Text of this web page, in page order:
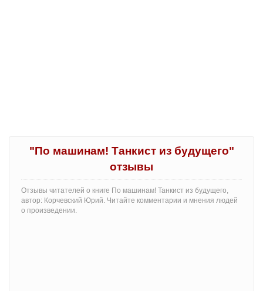
"По машинам! Танкист из будущего"
отзывы
Отзывы читателей о книге По машинам! Танкист из будущего,
автор: Корчевский Юрий. Читайте комментарии и мнения людей
о произведении.